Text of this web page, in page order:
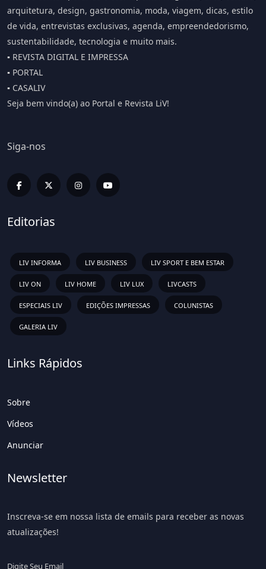
arquitetura, design, gastronomia, moda, viagem, dicas, estilo
de vida, entrevistas exclusivas, agenda, empreendedorismo,
sustentabilidade, tecnologia e muito mais.
▪️ REVISTA DIGITAL E IMPRESSA
▪️ PORTAL
▪️ CASALIV
Seja bem vindo(a) ao Portal e Revista LiV!
Siga-nos
Editorias
LIV INFORMA LIV BUSINESS LIV SPORT E BEM ESTAR
LIV ON LIV HOME LIV LUX LIVCASTS
ESPECIAIS LIV EDIÇÕES IMPRESSAS COLUNISTAS
GALERIA LIV
Links Rápidos
Sobre
Vídeos
Anunciar
Newsletter
Inscreva-se em nossa lista de emails para receber as novas
atualizações!